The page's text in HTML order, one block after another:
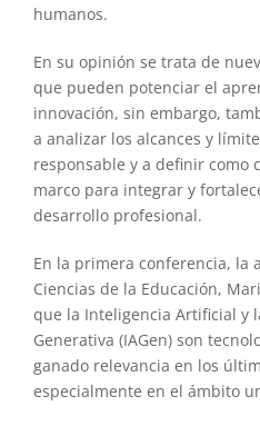
humanos.
En su opinión se trata de
que pueden potenciar el
innovación, sin embargo,
a analizar los alcances y
responsable y a definir como
marco para integrar y
desarrollo profesional.
En la primera conferencia, la
Ciencias de la Educación,
que la Inteligencia Artificial y
Generativa (IAGen) son
ganado relevancia en los
especialmente en el ámbito